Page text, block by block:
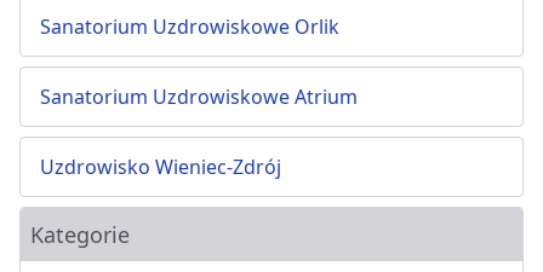
Sanatorium Uzdrowiskowe Orlik
Sanatorium Uzdrowiskowe Atrium
Uzdrowisko Wieniec-Zdrój
Kategorie